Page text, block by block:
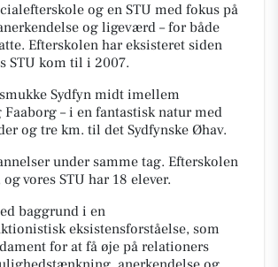
og en STU med fokus på
og ligeværd – for både
Efterskolen har eksisteret siden
STU kom til i 2007.
Sydfyn midt imellem
Faaborg – i en fantastisk natur med
og tre km. til det Sydfynske Øhav.
under samme tag. Efterskolen
vores STU har 18 elever.
baggrund i en
eksistensforståelse, som
for at få øje på relationers